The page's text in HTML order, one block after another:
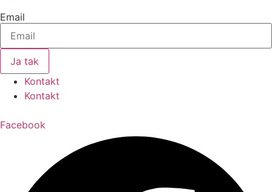
Email
Ja tak
Kontakt
Kontakt
Facebook